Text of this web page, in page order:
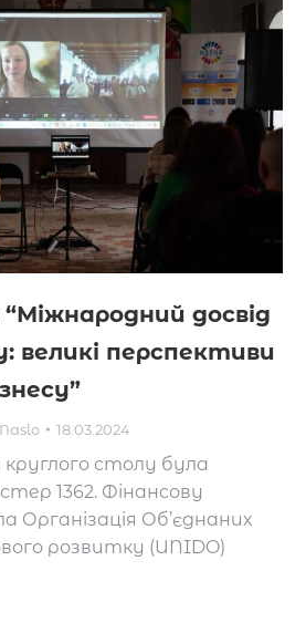
досвід
великі перспективи
18.03.2024
столу була
1362. Фінансову
Організація Об’єднаних
розвитку (UNIDO)